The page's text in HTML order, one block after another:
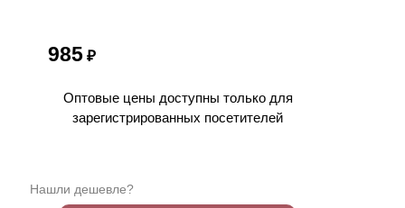
985 ₽
Оптовые цены доступны только для
зарегистрированных посетителей
Нашли дешевле?